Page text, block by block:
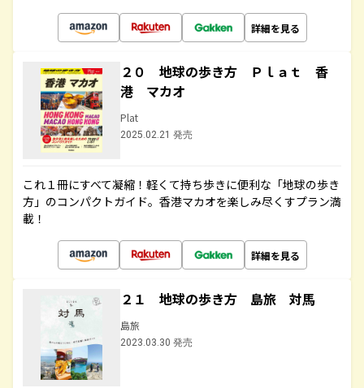
詳細を見る
２０ 地球の歩き方 Ｐｌａｔ 香
港 マカオ
Plat
2025.02.21 発売
これ１冊にすべて凝縮！軽くて持ち歩きに便利な「地球の歩き
方」のコンパクトガイド。香港マカオを楽しみ尽くすプラン満
載！
詳細を見る
２１ 地球の歩き方 島旅 対馬
島旅
2023.03.30 発売